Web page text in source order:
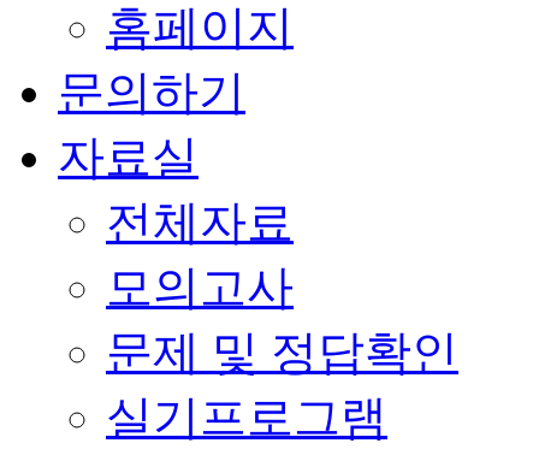
홈페이지
문의하기
자료실
전체자료
모의고사
문제 및 정답확인
실기프로그램